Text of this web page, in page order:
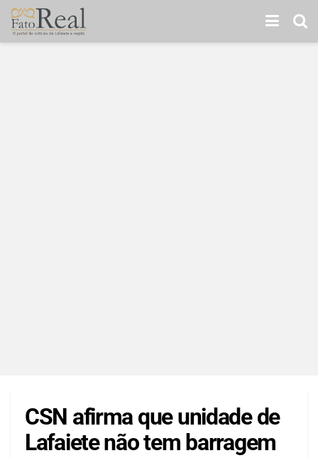
CSN afirma que unidade de
Lafaiete não tem barragem